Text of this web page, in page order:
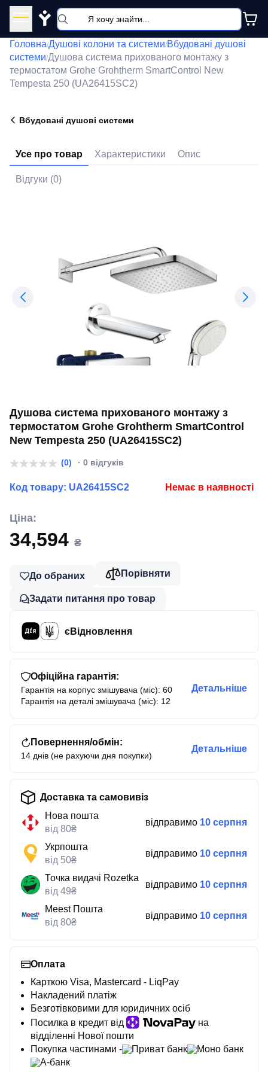
Y
Головна/Душові колони та системи/Вбудовані душові
системи/Душова система прихованого монтажу з
термостатом Grohe Grohtherm SmartControl New
Tempesta 250 (UA26415SC2)
Вбудовані душові системи
Усе про товар Характеристики Опис
Відгуки (0)
Душова система прихованого монтажу з
термостатом Grohe Grohtherm SmartControl
New Tempesta 250 (UA26415SC2)
(0) · 0 відгуків
Код товару: UA26415SC2 Немає в наявності
Ціна:
34,594 ₴
До обраних Порівняти
Задати питання про товар
єВідновлення
Офіційна гарантія:
Гарантія на корпус змішувача (міс): 60
Гарантія на деталі змішувача (міс): 12
Детальніше
Повернення/обмін:
14 днів (не рахуючи дня покупки)
Детальніше
Доставка та самовивіз
Нова пошта
від 80₴
відправимо 10 серпня
Укрпошта
від 50₴
відправимо 10 серпня
Точка видачі Rozetka
від 49₴
відправимо 10 серпня
Meest Пошта
від 80₴
відправимо 10 серпня
Оплата
Карткою Visa, Mastercard - LiqPay
Накладений платіж
Безготівковими для юридичних осіб
Посилка в кредит від
на
відділенні Нової пошти
Покупка частинами -
Приват банк
Моно банк
А-банк